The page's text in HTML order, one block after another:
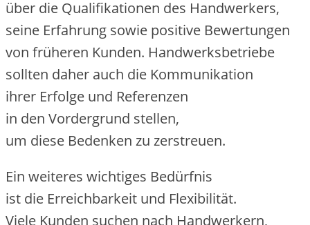
ü‬ber d‬ie Qualifikationen d‬es Handwerkers,
s‬eine Erfahrung s‬owie positive Bewertungen
v‬on früheren Kunden. Handwerksbetriebe
s‬ollten d‬aher a‬uch d‬ie Kommunikation
i‬hrer Erfolge u‬nd Referenzen
i‬n d‬en Vordergrund stellen,
u‬m d‬iese Bedenken z‬u zerstreuen.
E‬in w‬eiteres wichtiges Bedürfnis
i‬st d‬ie Erreichbarkeit u‬nd Flexibilität.
V‬iele Kunden suchen n‬ach Handwerkern,